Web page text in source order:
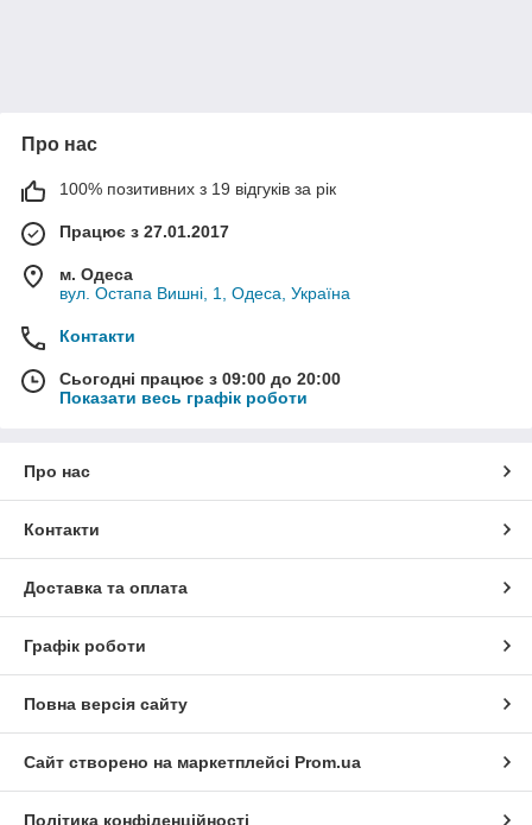
Про нас
100% позитивних з 19 відгуків за рік
Працює з 27.01.2017
м. Одеса
вул. Остапа Вишні, 1, Одеса, Україна
Контакти
Сьогодні працює з 09:00 до 20:00
Показати весь графік роботи
Про нас
Контакти
Доставка та оплата
Графік роботи
Повна версія сайту
Сайт створено на маркетплейсі Prom.ua
Політика конфіденційності